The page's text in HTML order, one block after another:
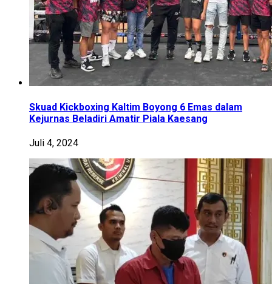
Skuad Kickboxing Kaltim Boyong 6 Emas dalam
Kejurnas Beladiri Amatir Piala Kaesang
Juli 4, 2024